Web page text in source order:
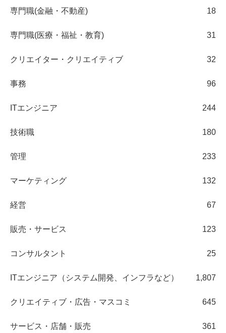
専門職(金融・不動産) 18
専門職(医療・福祉・教育) 31
クリエイター・クリエイティブ 32
事務 96
ITエンジニア 244
技術職 180
管理 233
マーケティング 132
経営 67
販売・サービス 123
コンサルタント 25
ITエンジニア（システム開発、インフラなど） 1,807
クリエイティブ・広告・マスコミ 645
サービス・店舗・販売 361